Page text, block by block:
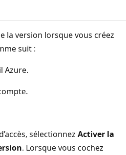
la version lorsque vous créez
suit :
Azure.
sélectionnez Activer la
. Lorsque vous cochez